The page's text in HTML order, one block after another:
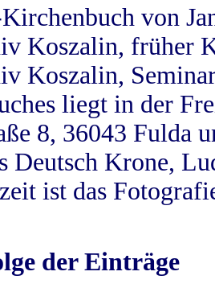
von
Koszalin, früher
Koszalin,
liegt in der
8, 36043 Fulda
Deutsch Krone,
ist das
der Einträge